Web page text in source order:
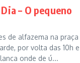
– O pequeno
de alfazema na praça
por volta das 10h e
onde de ú...